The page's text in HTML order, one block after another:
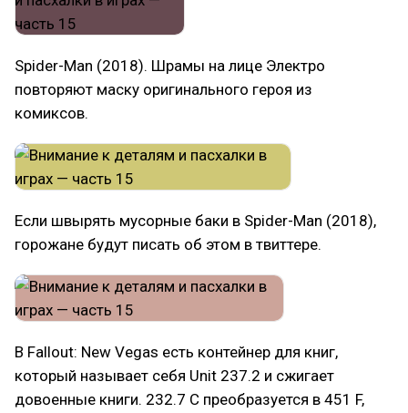
Spider-Man (2018). Шрамы на лице Электро
повторяют маску оригинального героя из
комиксов.
Если швырять мусорные баки в Spider-Man (2018),
горожане будут писать об этом в твиттере.
В Fallout: New Vegas есть контейнер для книг,
который называет себя Unit 237.2 и сжигает
довоенные книги. 232.7 C преобразуется в 451 F,